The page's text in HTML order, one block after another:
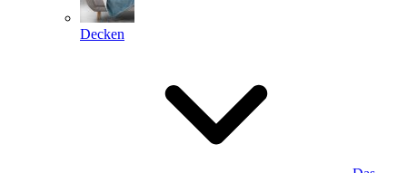
Decken